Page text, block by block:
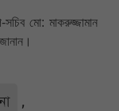
মো: মাকরুজ্জামান
,